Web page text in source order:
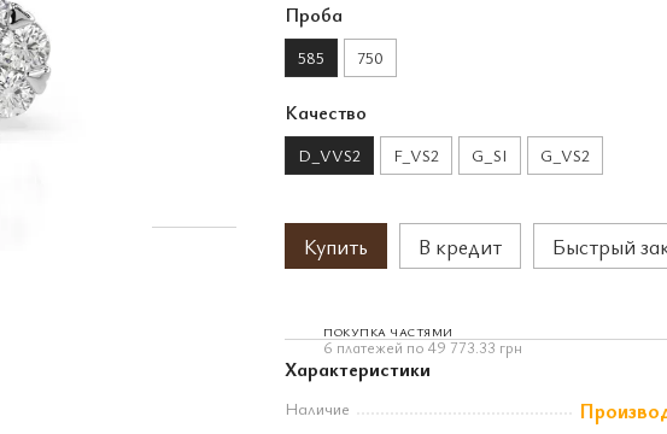
Проба
585 750
Качество
D_VVS2 F_VS2 G_SI G_VS2
Купить В кредит Быстрый
ПОКУПКА ЧАСТЯМИ
6 платежей по 49 773.33 грн
Характеристики
Наличие